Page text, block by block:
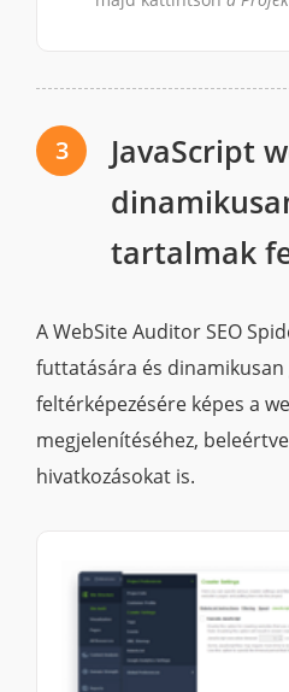
3
JavaScript
tartalmak
A WebSite Auditor SEO
futtatására és
feltérképezésére képes a
megjelenítéséhez,
hivatkozásokat is.